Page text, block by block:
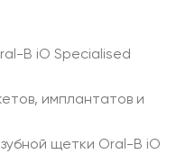
B iO Specialised
имплантатов и
щетки Oral-B iO